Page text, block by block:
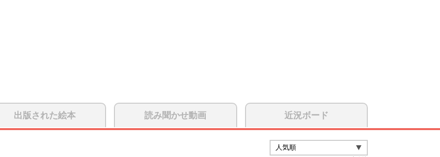
出版された絵本 読み聞かせ動画 近況ボード